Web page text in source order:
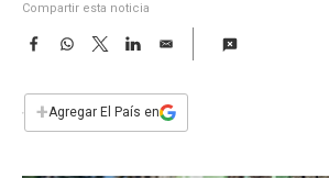
Compartir esta noticia
F
e
b
W
s
T
w
t
L
E
i
l
+Agregar El País en